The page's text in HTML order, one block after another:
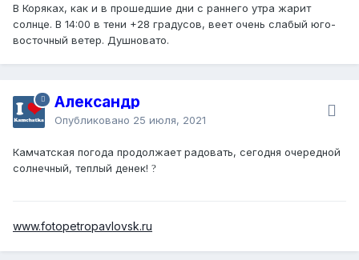
В Коряках, как и в прошедшие дни с раннего утра жарит
солнце. В 14:00 в тени +28 градусов, веет очень слабый юго-
восточный ветер. Душновато.
Александр
Опубликовано 25 июля, 2021
Камчатская погода продолжает радовать, сегодня очередной
солнечный, теплый денек! ?
www.fotopetropavlovsk.ru